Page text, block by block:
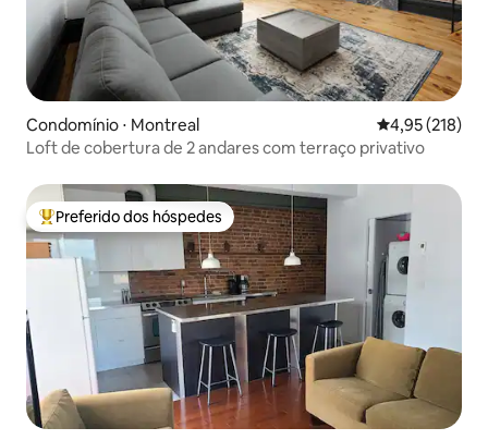
Condomínio ⋅ Montreal 4,95 de uma
4,95 (218)
Loft de cobertura de 2 andares com terraço privativo
Entre os melhores preferidos dos hóspedes
Preferido dos hóspedes